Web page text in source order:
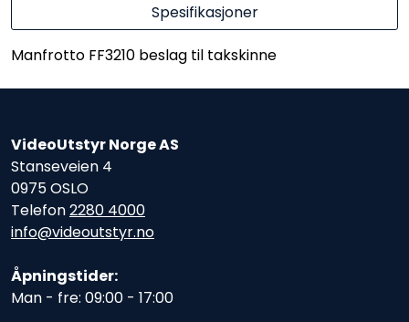
Spesifikasjoner
Manfrotto FF3210 beslag til takskinne
VideoUtstyr Norge AS
Stanseveien 4
0975 OSLO
Telefon2280 4000
info@videoutstyr.no
Åpningstider:
Man - fre: 09:00 - 17:00